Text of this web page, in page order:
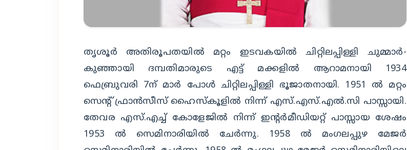
തൃശൂര്‍ അതിരൂപതയില്‍ മറ്റം ഇടവകയില്‍ ചിറ്റിലപ്പിള്ളി ചുമ്മാര്‍-
കുഞ്ഞായി ദമ്പതിമാരുടെ എട്ട് മക്കളില്‍ ആറാമനായി 1934
ഫെബ്രുവരി 7ന് മാര്‍ പോള്‍ ചിറ്റിലപ്പിള്ളി ഭൂജാതനായി. 1951 ല്‍ മറ്റം
സെന്റ് ഫ്രാന്‍സീസ് ഹൈസ്‌കൂളില്‍ നിന്ന് എസ്.എസ്.എല്‍.സി പാസ്സായി.
തേവര എസ്.എച്ച് കോളേജില്‍ നിന്ന് ഇന്റര്‍മീഡിയറ്റ് പാസ്സായ ശേഷം
1953 ല്‍ സെമിനാരിയില്‍ ചേര്‍ന്നു. 1958 ല്‍ മംഗലപ്പുഴ മേജര്‍